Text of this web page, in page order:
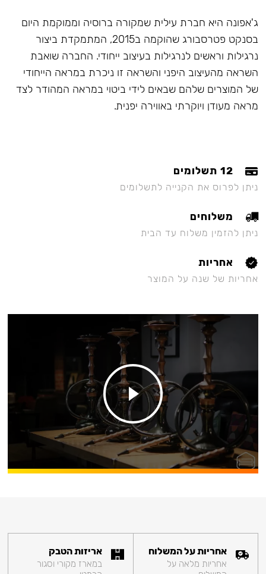
ג'אפונה היא חברת עילית שמקורה ברוסיה וממוקמת היום
בסנקט פטרסבורג שהוקמה ב2015, המתמקדת ביצור
נרגילות וראשים לנרגילות בעיצוב ייחודי. החברה שואבת
השראה מהעיצוב היפני והשראה זו ניכרת במראה הייחודי
של המוצרים שלהם שבאים לידי ביטוי במראה המהודר לצד
מראה מעודן ויוקרתי באווירה יפנית.
12 תשלומים
ניתן לפרוס את הקנייה לתשלומים
משלוחים
ניתן להזמין משלוח עד הבית
אחריות
אחריות של שנה על המוצר
אחריות על המשלוח
אחריות מלאה על
אריזות הטבק
במארז מקורי וסגור